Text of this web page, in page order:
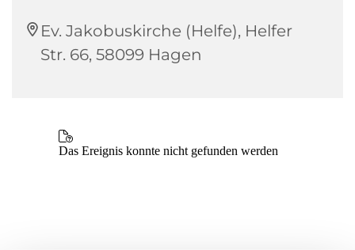
Ev. Jakobuskirche (Helfe), Helfer
Str. 66, 58099 Hagen